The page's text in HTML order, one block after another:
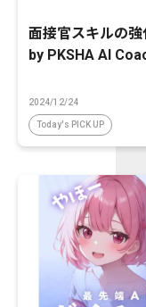
面接官スキルの
by PKSHA AI
2024/12/24
Today's PICK UP